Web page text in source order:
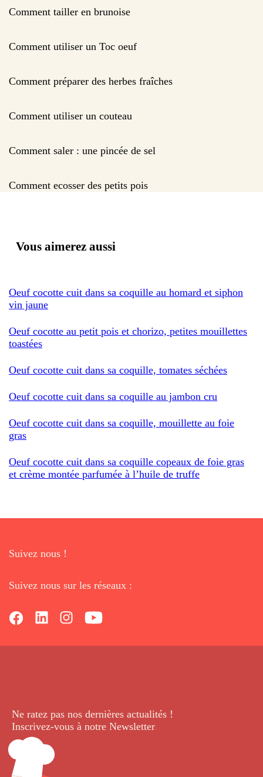
Comment tailler en brunoise
Comment utiliser un Toc oeuf
Comment préparer des herbes fraîches
Comment utiliser un couteau
Comment saler : une pincée de sel
Comment ecosser des petits pois
Vous aimerez aussi
Oeuf cocotte cuit dans sa coquille au homard et siphon
vin jaune
Oeuf cocotte au petit pois et chorizo, petites mouillettes
toastées
Oeuf cocotte cuit dans sa coquille, tomates séchées
Oeuf cocotte cuit dans sa coquille au jambon cru
Oeuf cocotte cuit dans sa coquille, mouillette au foie
gras
Oeuf cocotte cuit dans sa coquille copeaux de foie gras
et crème montée parfumée à l’huile de truffe
Suivez nous !
Suivez nous sur les réseaux :
Ne ratez pas nos dernières actualités !
Inscrivez-vous à notre Newsletter.